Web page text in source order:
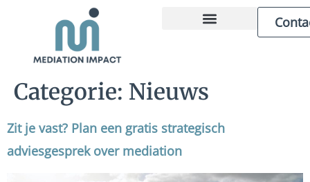
Categorie: Nieuws
Zit je vast? Plan een gratis strategisch
adviesgesprek over mediation